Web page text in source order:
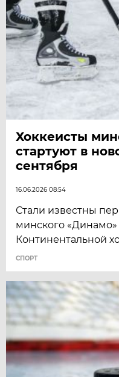
Хоккеисты
стартуют в
сентября
16.06.2026 08:54
Стали известны
минского «Динамо»
Континентальной
СПОРТ